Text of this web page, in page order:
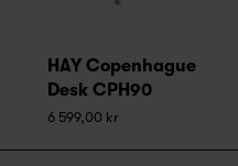
HAY Copenhague
Desk CPH90
6 599,00 kr